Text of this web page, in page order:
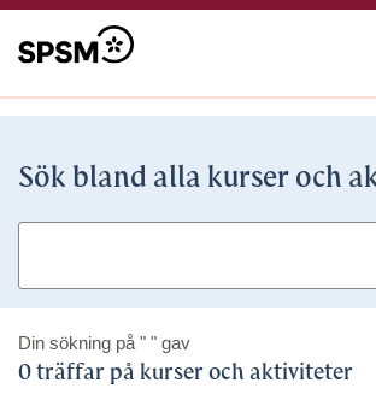
Sök bland alla kurser och
Din sökning på " " gav
0 träffar på kurser och aktiviteter